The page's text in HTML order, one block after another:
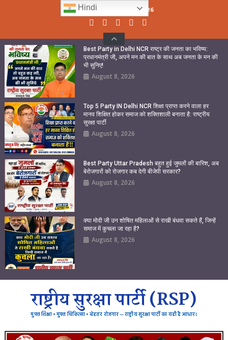
Sunday, August 09, 2026
Best Party in Delhi NCR राष्ट्र की जनता का भविष्य:
प्रधानमंत्री जी, अपने मन की बात के साथ अब जनता के मन की
भी सुनिए!
August 8, 2026
Top 5 Party IN Delhi NCR शिक्षा प्राप्त करने वाला हर
मानव शिक्षित होकर समाज को शक्तिशाली बनाता है: राष्ट्रीय
सुरक्षा पार्टी
August 8, 2026
Best Party Uttar Pradesh बहुत हुई जुमलों की बारिश, अब
बेरोजगारों को रोजगार कब देगी बीजेपी सरकार?
August 8, 2026
क्या मोदी जी उन शोषित महिलाओं से राखी बंधवा सकते हैं, जिन्हें
समाज में कुचला जा रहा है?
August 8, 2026
राष्ट्रीय सुरक्षा पार्टी (RSP)
मुफ्त शिक्षा • मुफ्त चिकित्सा • बेहतर रोजगार — राष्ट्रीय सुरक्षा पार्टी का यही है आधार।
Hindi